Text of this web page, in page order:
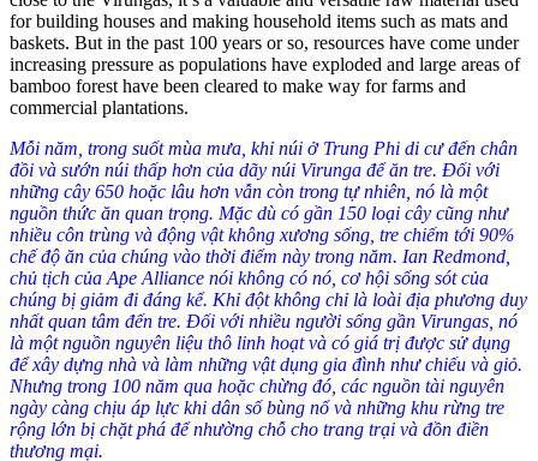
for building houses and making household items such as mats and
baskets. But in the past 100 years or so, resources have come under
increasing pressure as populations have exploded and large areas of
bamboo forest have been cleared to make way for farms and
commercial plantations.
Mỗi năm, trong suốt mùa mưa, khỉ núi ở Trung Phi di cư đến chân
đồi và sướn núi thấp hơn của dãy núi Virunga để ăn tre. Đối với
những cây 650 hoặc lâu hơn vẫn còn trong tự nhiên, nó là một
nguồn thức ăn quan trọng. Mặc dù có gần 150 loại cây cũng như
nhiều côn trùng và động vật không xương sống, tre chiếm tới 90%
chế độ ăn của chúng vào thời điểm này trong năm. Ian Redmond,
chủ tịch của Ape Alliance nói không có nó, cơ hội sống sót của
chúng bị giảm đi đáng kể. Khỉ đột không chỉ là loài địa phương duy
nhất quan tâm đến tre. Đối với nhiều người sống gần Virungas, nó
là một nguồn nguyên liệu thô linh hoạt và có giá trị được sử dụng
để xây dựng nhà và làm những vật dụng gia đình như chiếu và giỏ.
Nhưng trong 100 năm qua hoặc chừng đó, các nguồn tài nguyên
ngày càng chịu áp lực khi dân số bùng nổ và những khu rừng tre
rộng lớn bị chặt phá để nhường chỗ cho trang trại và đồn điền
thương mại.